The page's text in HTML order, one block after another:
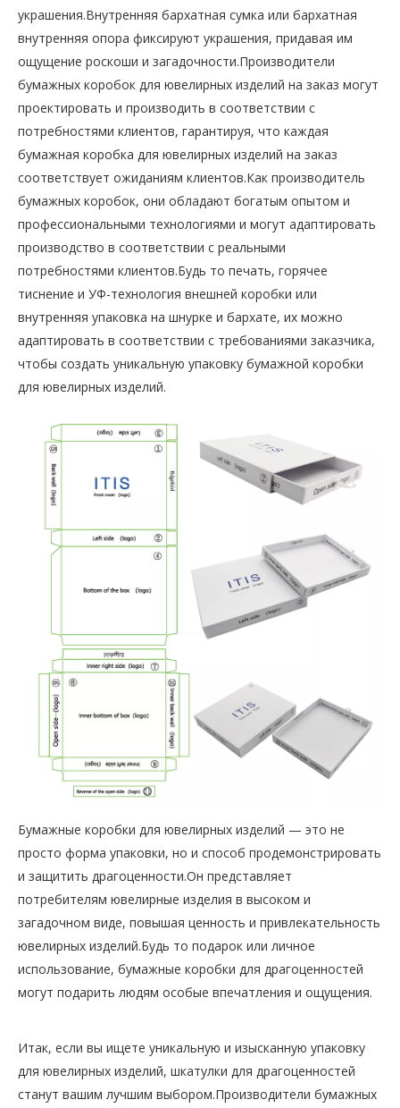
украшения.Внутренняя бархатная сумка или бархатная
внутренняя опора фиксируют украшения, придавая им
ощущение роскоши и загадочности.Производители
бумажных коробок для ювелирных изделий на заказ могут
проектировать и производить в соответствии с
потребностями клиентов, гарантируя, что каждая
бумажная коробка для ювелирных изделий на заказ
соответствует ожиданиям клиентов.Как производитель
бумажных коробок, они обладают богатым опытом и
профессиональными технологиями и могут адаптировать
производство в соответствии с реальными
потребностями клиентов.Будь то печать, горячее
тиснение и УФ-технология внешней коробки или
внутренняя упаковка на шнурке и бархате, их можно
адаптировать в соответствии с требованиями заказчика,
чтобы создать уникальную упаковку бумажной коробки
для ювелирных изделий.
Бумажные коробки для ювелирных изделий — это не
просто форма упаковки, но и способ продемонстрировать
и защитить драгоценности.Он представляет
потребителям ювелирные изделия в высоком и
загадочном виде, повышая ценность и привлекательность
ювелирных изделий.Будь то подарок или личное
использование, бумажные коробки для драгоценностей
могут подарить людям особые впечатления и ощущения.
Итак, если вы ищете уникальную и изысканную упаковку
для ювелирных изделий, шкатулки для драгоценностей
станут вашим лучшим выбором.Производители бумажных